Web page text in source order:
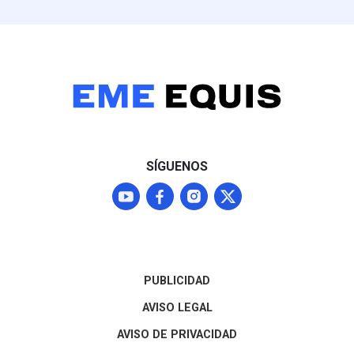
Tailandia, país que registra
severos antecedentes de
SÍGUENOS
PUBLICIDAD
AVISO LEGAL
AVISO DE PRIVACIDAD